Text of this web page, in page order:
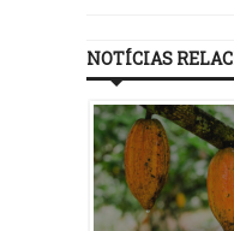
NOTÍCIAS